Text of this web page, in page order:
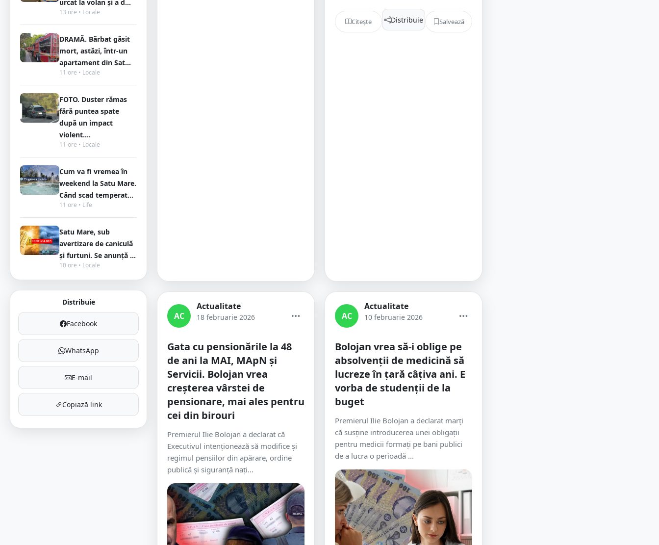
urcat la volan și a d...
13 ore • Locale
DRAMĂ. Bărbat găsit
mort, astăzi, într-un
apartament din Sat...
11 ore • Locale
FOTO. Duster rămas
fără puntea spate
după un impact
violent....
11 ore • Locale
Cum va fi vremea în
weekend la Satu Mare.
Când scad temperat...
11 ore • Life
Satu Mare, sub
avertizare de caniculă
și furtuni. Se anunță ...
10 ore • Locale
Distribuie
Facebook
WhatsApp
E-mail
Copiază link
Citește Distribuie Salvează
AC
Actualitate
18 februarie 2026
Gata cu pensionările la 48
de ani la MAI, MApN și
Servicii. Bolojan vrea
creșterea vârstei de
pensionare, mai ales pentru
cei din birouri
Premierul Ilie Bolojan a declarat că
Executivul intenționează să modifice și
regimul pensiilor din apărare, ordine
publică și siguranță nați...
AC
Actualitate
10 februarie 2026
Bolojan vrea să-i oblige pe
absolvenții de medicină să
lucreze în țară câțiva ani. E
vorba de studenții de la
buget
Premierul Ilie Bolojan a declarat marți
că susține introducerea unei obligații
pentru medicii formați pe bani publici
de a lucra o perioadă ...